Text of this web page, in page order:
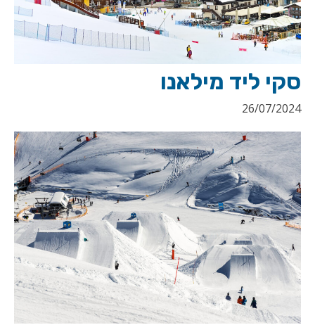
סקי ליד מילאנו
26/07/2024